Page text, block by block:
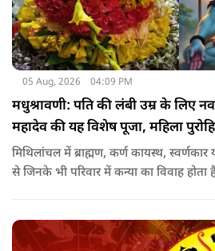
05 Aug, 2026 04:09 PM
मधुश्रावणी: पति की लंबी उम्र के लिए
महादेव की यह विशेष पूजा, महिला
मिथिलांचल में ब्राह्मण, कर्ण कायस्थ, स्वर्णकार
से जिनके भी परिवार में कन्या का विवाह होता